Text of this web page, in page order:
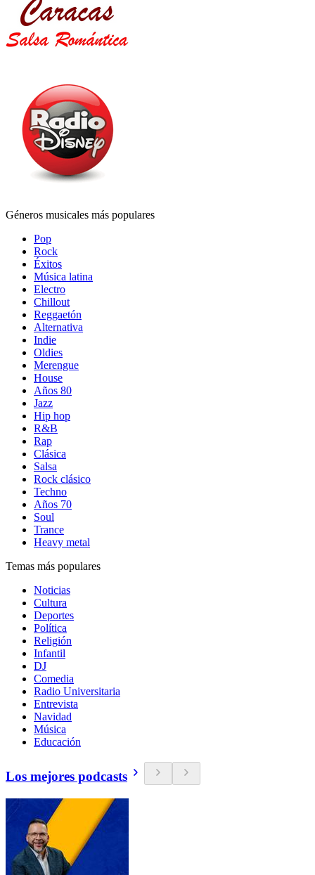
Géneros musicales más populares
Pop
Rock
Éxitos
Música latina
Electro
Chillout
Reggaetón
Alternativa
Indie
Oldies
Merengue
House
Años 80
Jazz
Hip hop
R&B
Rap
Clásica
Salsa
Rock clásico
Techno
Años 70
Soul
Trance
Heavy metal
Temas más populares
Noticias
Cultura
Deportes
Política
Religión
Infantil
DJ
Comedia
Radio Universitaria
Entrevista
Navidad
Música
Educación
Los mejores podcasts